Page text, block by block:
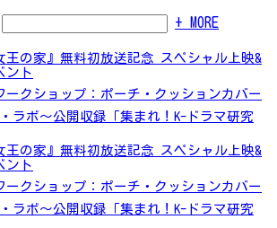
+ MORE
王の家』無料初放送記念 スペシャル上映&
ント
ークショップ：ポーチ・クッションカバー
ラボ～公開収録「集まれ！K-ドラマ研究
王の家』無料初放送記念 スペシャル上映&
ント
ークショップ：ポーチ・クッションカバー
ラボ～公開収録「集まれ！K-ドラマ研究